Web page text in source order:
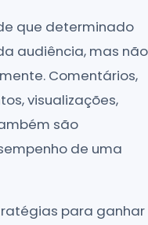
que determinado
audiência, mas não
Comentários,
visualizações,
são
de uma
para ganhar